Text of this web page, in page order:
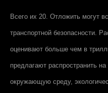
Всего их 20. Отложить могут
транспортной безопасности.
оценивают больше чем в
предлагают распространить
окружающую среду,